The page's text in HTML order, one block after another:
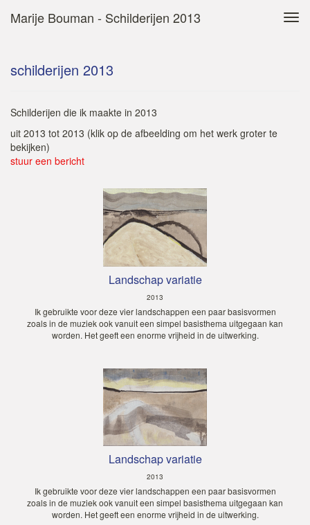
Marije Bouman - Schilderijen 2013
schilderijen 2013
Schilderijen die ik maakte in 2013
uit 2013 tot 2013 (klik op de afbeelding om het werk groter te
bekijken)
stuur een bericht
Landschap variatie
2013
Ik gebruikte voor deze vier landschappen een paar basisvormen
zoals in de muziek ook vanuit een simpel basisthema uitgegaan kan
worden. Het geeft een enorme vrijheid in de uitwerking.
Landschap variatie
2013
Ik gebruikte voor deze vier landschappen een paar basisvormen
zoals in de muziek ook vanuit een simpel basisthema uitgegaan kan
worden. Het geeft een enorme vrijheid in de uitwerking.